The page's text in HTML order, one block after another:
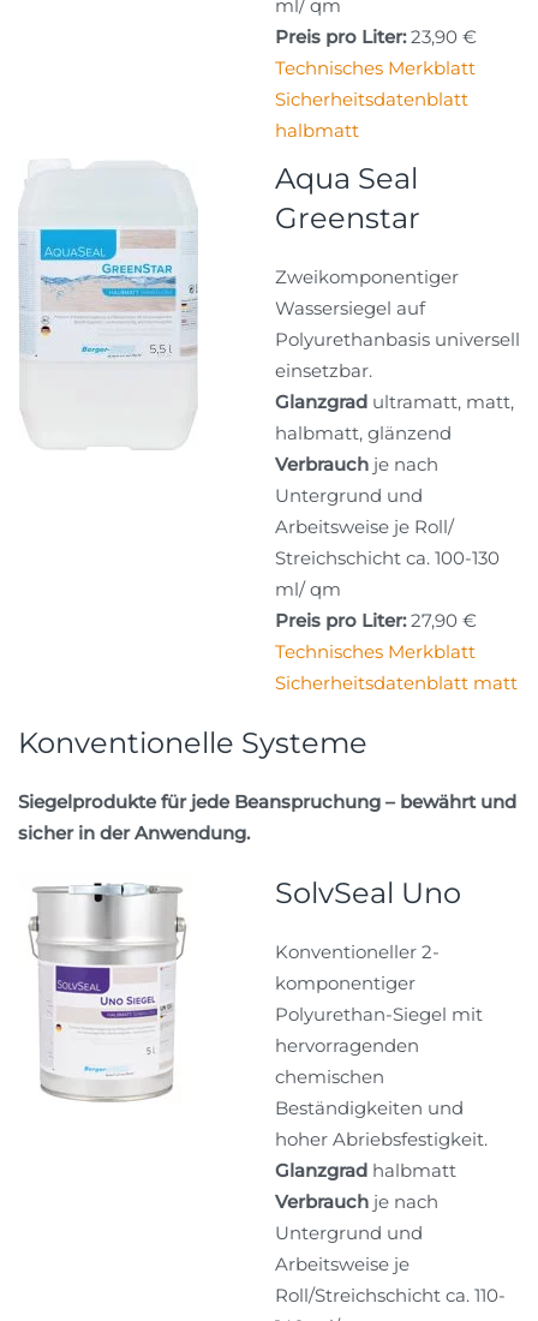
ml/ qm
Preis pro Liter:23,90 €
Technisches Merkblatt
Sicherheitsdatenblatt
halbmatt
Aqua Seal
Greenstar
Zweikomponentiger
Wassersiegel auf
Polyurethanbasis universell
einsetzbar.
Glanzgrad ultramatt, matt,
halbmatt, glänzend
Verbrauch je nach
Untergrund und
Arbeitsweise je Roll/
Streichschicht ca. 100-130
ml/ qm
Preis pro Liter:27,90 €
Technisches Merkblatt
Sicherheitsdatenblatt matt
Konventionelle Systeme
Siegelprodukte für jede Beanspruchung – bewährt und
sicher in der Anwendung.
SolvSeal Uno
Konventioneller 2-
komponentiger
Polyurethan-Siegel mit
hervorragenden
chemischen
Beständigkeiten und
hoher Abriebsfestigkeit.
Glanzgrad halbmatt
Verbrauch je nach
Untergrund und
Arbeitsweise je
Roll/Streichschicht ca. 110-